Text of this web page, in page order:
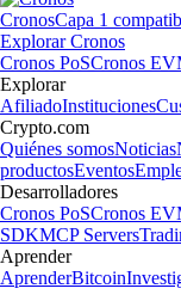
CronosCapa 1
Explorar Cronos
Cronos PoSCronos
Explorar
AfiliadoInstituciones
Crypto.com
Quiénes somosNoticias
productosEventos
Desarrolladores
Cronos PoSCronos
SDKMCP Servers
Aprender
AprenderBitcoin